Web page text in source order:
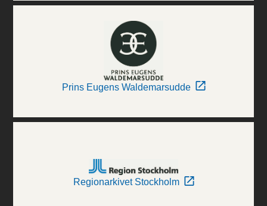
Prins Eugens Waldemarsudde
Regionarkivet Stockholm